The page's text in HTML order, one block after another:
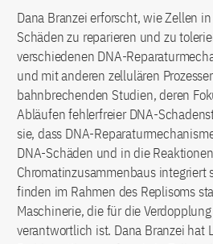
Dana Branzei erforscht, wie Zellen
Schäden zu reparieren und zu
verschiedenen DNA-
und mit anderen zellulären
bahnbrechenden Studien, deren
Abläufen fehlerfreier DNA-
sie, dass DNA-
DNA-Schäden und in die
Chromatinzusammenbaus integriert
finden im Rahmen des Replisoms
Maschinerie, die für die
verantwortlich ist. Dana Branzei hat